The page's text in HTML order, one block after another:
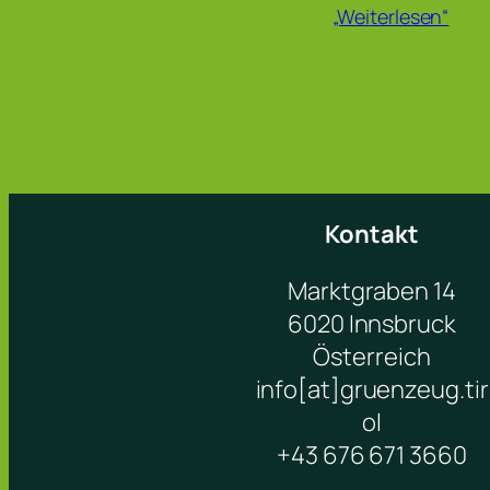
„Weiterlesen“
Kontakt
Marktgraben 14
6020 Innsbruck
Österreich
info[at]gruenzeug.tir
ol
+43 676 671 3660